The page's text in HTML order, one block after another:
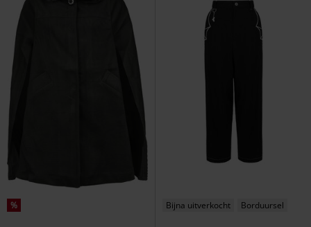
% Bijna uitverkocht Borduursel